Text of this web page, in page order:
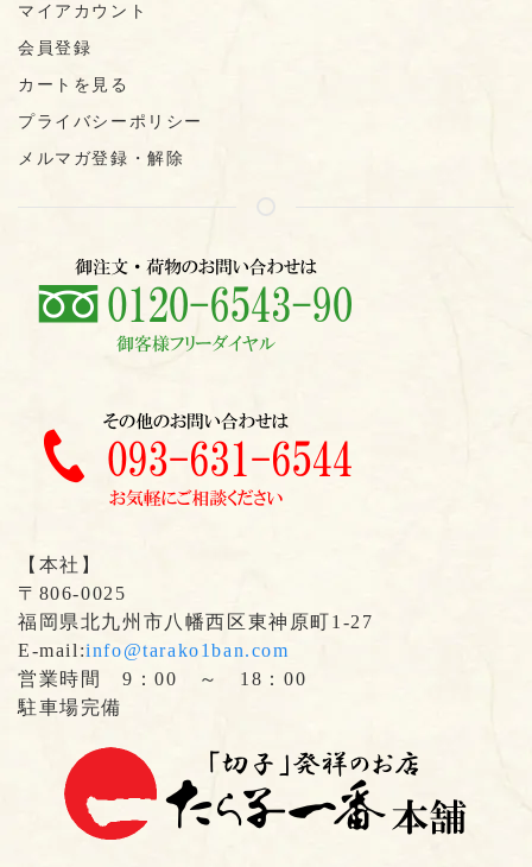
マイアカウント
会員登録
カートを見る
プライバシーポリシー
メルマガ登録・解除
【本社】
〒806-0025
福岡県北九州市八幡西区東神原町1-27
E-mail:info@tarako1ban.com
営業時間 9：00 ～ 18：00
駐車場完備